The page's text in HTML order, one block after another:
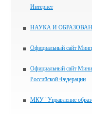
Интернет
НАУКА И
Официальный сайт
Официальный сайт
Российской Федерации
МКУ "Управление